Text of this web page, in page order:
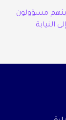
مشتبهاً بهم بينهم مسؤولون
النيابة